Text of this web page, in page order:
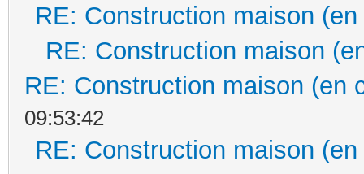
RE: Construction maison
RE: Construction maison
RE: Construction maison (en
09:53:42
RE: Construction maison